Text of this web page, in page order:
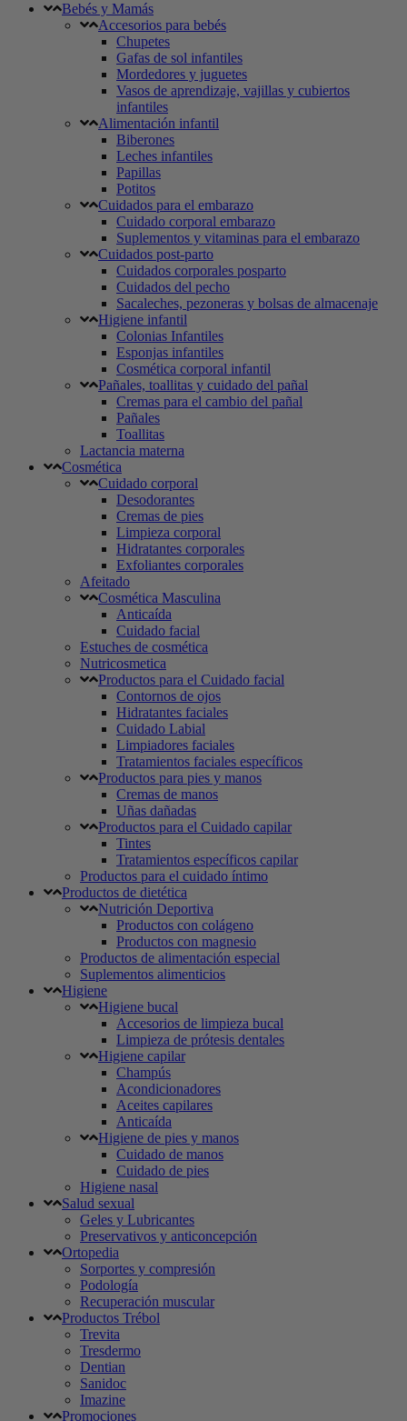
Bebés y Mamás
Accesorios para bebés
Chupetes
Gafas de sol infantiles
Mordedores y juguetes
Vasos de aprendizaje, vajillas y cubiertos
infantiles
Alimentación infantil
Biberones
Leches infantiles
Papillas
Potitos
Cuidados para el embarazo
Cuidado corporal embarazo
Suplementos y vitaminas para el embarazo
Cuidados post-parto
Cuidados corporales posparto
Cuidados del pecho
Sacaleches, pezoneras y bolsas de almacenaje
Higiene infantil
Colonias Infantiles
Esponjas infantiles
Cosmética corporal infantil
Pañales, toallitas y cuidado del pañal
Cremas para el cambio del pañal
Pañales
Toallitas
Lactancia materna
Cosmética
Cuidado corporal
Desodorantes
Cremas de pies
Limpieza corporal
Hidratantes corporales
Exfoliantes corporales
Afeitado
Cosmética Masculina
Anticaída
Cuidado facial
Estuches de cosmética
Nutricosmetica
Productos para el Cuidado facial
Contornos de ojos
Hidratantes faciales
Cuidado Labial
Limpiadores faciales
Tratamientos faciales específicos
Productos para pies y manos
Cremas de manos
Uñas dañadas
Productos para el Cuidado capilar
Tintes
Tratamientos específicos capilar
Productos para el cuidado íntimo
Productos de dietética
Nutrición Deportiva
Productos con colágeno
Productos con magnesio
Productos de alimentación especial
Suplementos alimenticios
Higiene
Higiene bucal
Accesorios de limpieza bucal
Limpieza de prótesis dentales
Higiene capilar
Champús
Acondicionadores
Aceites capilares
Anticaída
Higiene de pies y manos
Cuidado de manos
Cuidado de pies
Higiene nasal
Salud sexual
Geles y Lubricantes
Preservativos y anticoncepción
Ortopedia
Sorportes y compresión
Podología
Recuperación muscular
Productos Trébol
Trevita
Tresdermo
Dentian
Sanidoc
Imazine
Promociones